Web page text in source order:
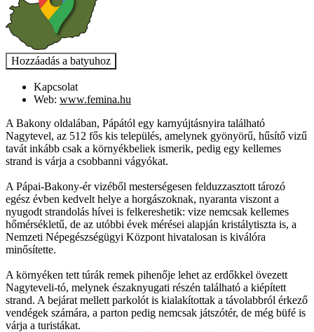
Kapcsolat
Web: www.femina.hu
A Bakony oldalában, Pápától egy karnyújtásnyira található
Nagytevel, az 512 fős kis település, amelynek gyönyörű, hűsítő vizű
tavát inkább csak a környékbeliek ismerik, pedig egy kellemes
strand is várja a csobbanni vágyókat.
A Pápai-Bakony-ér vizéből mesterségesen felduzzasztott tározó
egész évben kedvelt helye a horgászoknak, nyaranta viszont a
nyugodt strandolás hívei is felkereshetik: vize nemcsak kellemes
hőmérsékletű, de az utóbbi évek mérései alapján kristálytiszta is, a
Nemzeti Népegészségügyi Központ hivatalosan is kiválóra
minősítette.
A környéken tett túrák remek pihenője lehet az erdőkkel övezett
Nagyteveli-tó, melynek északnyugati részén található a kiépített
strand. A bejárat mellett parkolót is kialakítottak a távolabbról érkező
vendégek számára, a parton pedig nemcsak játszótér, de még büfé is
várja a turistákat.